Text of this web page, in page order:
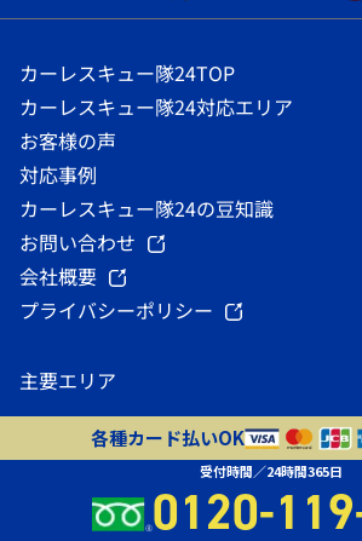
各種カード払いOK
受付時間／24時間365日
0120-
カーレスキュー隊24TOP
カーレスキュー隊24対応エリア
お客様の声
対応事例
カーレスキュー隊24の豆知識
お問い合わせ
会社概要
プライバシーポリシー
主要エリア
三重県桑名市
三重県四日市市
三重県亀山市
三重県津市
愛知県
愛知県